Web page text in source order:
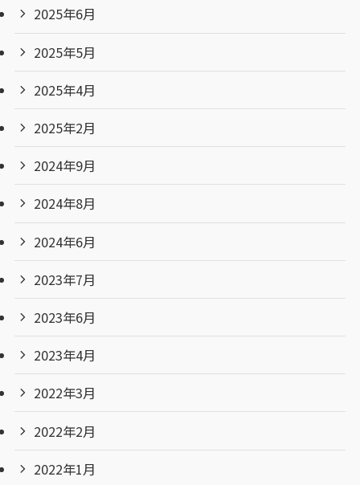
2025年6月
2025年5月
2025年4月
2025年2月
2024年9月
2024年8月
2024年6月
2023年7月
2023年6月
2023年4月
2022年3月
2022年2月
2022年1月